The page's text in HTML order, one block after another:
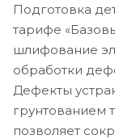
Подготовка
тарифе
шлифование
обработки
Дефекты
грунтованием
позволяет